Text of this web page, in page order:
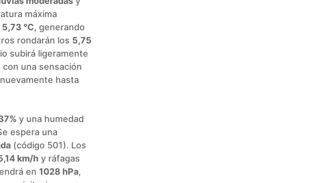
máxima
5,73 °C, generando
rondarán los 5,75
subirá ligeramente
con una sensación
hasta
y una humedad
espera una
(código 501). Los
km/h y ráfagas
en 1028 hPa,